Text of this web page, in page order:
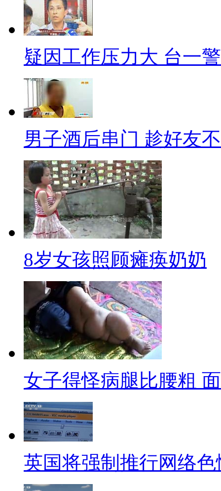
母亲出钱为儿子找女友
天下母亲，必定是最为孩子
自己即将上大学的儿子征集年
这母亲的伟大程度直追当年的
国这么开放？那你就错了！这
对新人洞房，新娘母亲不放心
人当面洞房。丈母娘居然还拉
近距离指导！我想对新郎说，
长沙开建“世界第一高楼”
最近我发现，我们中国好像
油，迪拜好啊，有高楼！
迪拜塔总高度828米，是目前
取代了。日前，湖南长沙开建
明年四月就封顶。怎么看怎么
啊，没听过摩天楼诅咒么？每
之日。这个诡异的规律在各国
证这不是座“高危”楼呢？跪求
派出所长因吹牛被免职
呱呱我跟朋友聚在一起的时
家笑笑就过去了。最近，四川
里有四套房子，门面3个，一
疑因工作压力大 台一
男子酒后串门 趁好友
8岁女孩照顾瘫痪奶奶
女子得怪病腿比腰粗
英国将强制推行网络